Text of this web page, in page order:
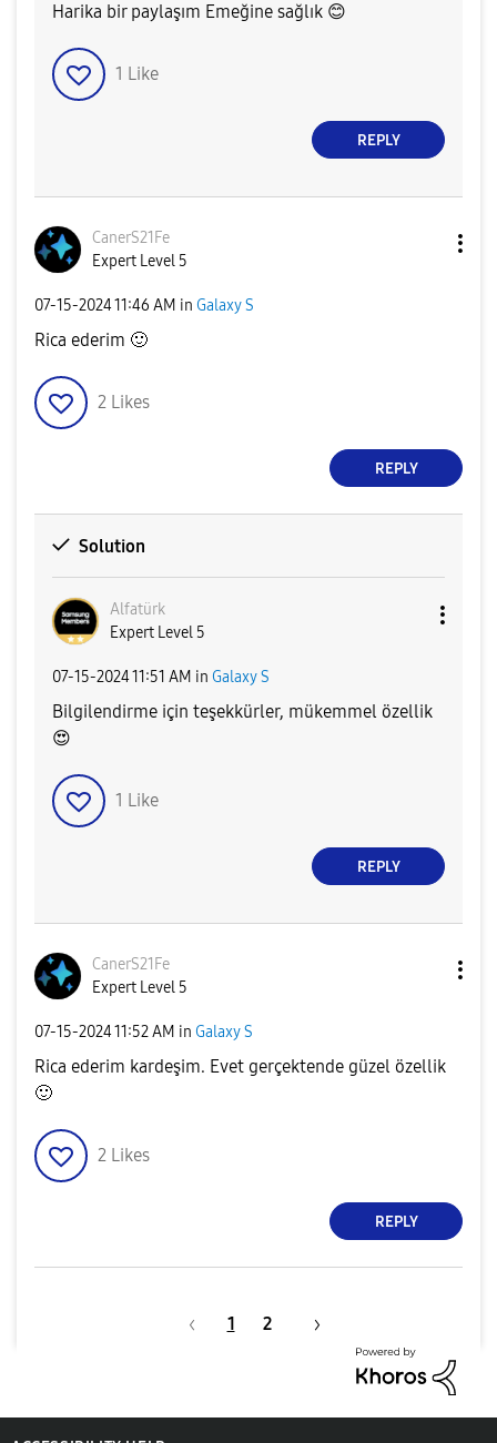
Harika bir paylaşım Emeğine sağlık 😊
1 Like
REPLY
CanerS21Fe
Expert Level 5
‎07-15-202411:46 AM in Galaxy S
Rica ederim 🙂
2 Likes
REPLY
Solution
Alfatürk
Expert Level 5
‎07-15-202411:51 AM in Galaxy S
Bilgilendirme için teşekkürler, mükemmel özellik
😍
1 Like
REPLY
CanerS21Fe
Expert Level 5
‎07-15-202411:52 AM in Galaxy S
Rica ederim kardeşim. Evet gerçektende güzel özellik
🙂
2 Likes
REPLY
1 2